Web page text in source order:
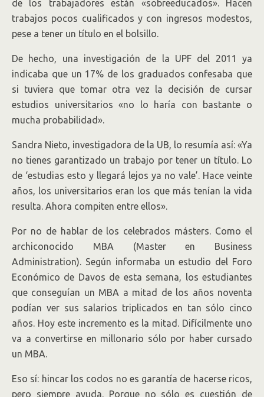
de los trabajadores están «sobreeducados». Hacen
trabajos pocos cualificados y con ingresos modestos,
pese a tener un título en el bolsillo.
De hecho, una investigación de la UPF del 2011 ya
indicaba que un 17% de los graduados confesaba que
si tuviera que tomar otra vez la decisión de cursar
estudios universitarios «no lo haría con bastante o
mucha probabilidad».
Sandra Nieto, investigadora de la UB, lo resumía así: «Ya
no tienes garantizado un trabajo por tener un título. Lo
de ‘estudias esto y llegará lejos ya no vale’. Hace veinte
años, los universitarios eran los que más tenían la vida
resulta. Ahora compiten entre ellos».
Por no de hablar de los celebrados másters. Como el
archiconocido MBA (Master en Business
Administration). Según informaba un estudio del Foro
Económico de Davos de esta semana, los estudiantes
que conseguían un MBA a mitad de los años noventa
podían ver sus salarios triplicados en tan sólo cinco
años. Hoy este incremento es la mitad. Difícilmente uno
va a convertirse en millonario sólo por haber cursado
un MBA.
Eso sí: hincar los codos no es garantía de hacerse ricos,
pero siempre ayuda. Porque no sólo es cuestión de